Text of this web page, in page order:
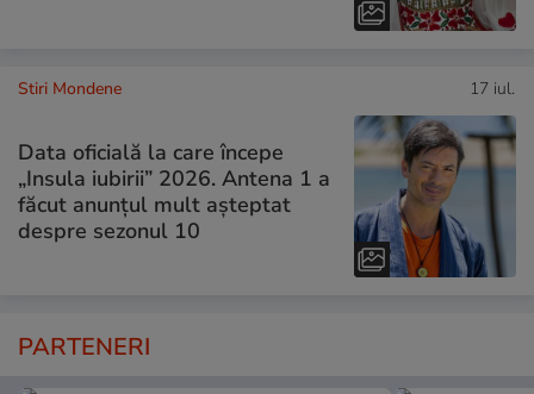
Stiri Mondene 17 iul.
Data oficială la care începe
„Insula iubirii” 2026. Antena 1 a
făcut anunțul mult așteptat
despre sezonul 10
PARTENERI